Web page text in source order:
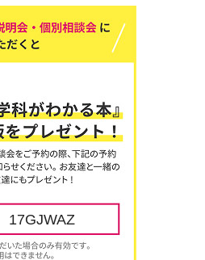
17GJWAZ